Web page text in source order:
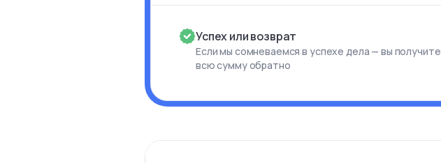
Успех или возврат
Если мы сомневаемся в успехе дела — вы получите
всю сумму обратно